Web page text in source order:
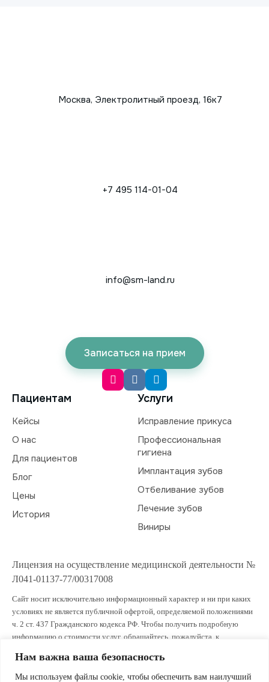
Нам важна ваша безопасность
Мы используем файлы cookie, чтобы обеспечить вам наилучший
Москва, Электролитный проезд, 16к7
+7 495 114-01-04
info@sm-land.ru
Записаться на прием
Пациентам
Кейсы
О нас
Для пациентов
Блог
Цены
История
Услуги
Исправление прикуса
Профессиональная
гигиена
Имплантация зубов
Отбеливание зубов
Лечение зубов
Виниры
Лицензия на осуществление медицинской деятельности №
Л041-01137-77/00317008
Сайт носит исключительно информационный характер и ни при каких
условиях не является публичной офертой, определяемой положениями
ч. 2 ст. 437 Гражданского кодекса РФ. Чтобы получить подробную
информацию о стоимости услуг, обращайтесь, пожалуйста, к